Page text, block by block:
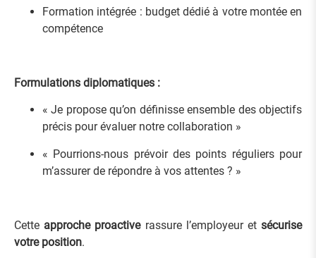
Formation intégrée : budget dédié à votre montée en
compétence
Formulations diplomatiques :
« Je propose qu’on définisse ensemble des objectifs
précis pour évaluer notre collaboration »
« Pourrions-nous prévoir des points réguliers pour
m’assurer de répondre à vos attentes ? »
Cette approche proactiverassure l’employeur etsécurise
votre position.